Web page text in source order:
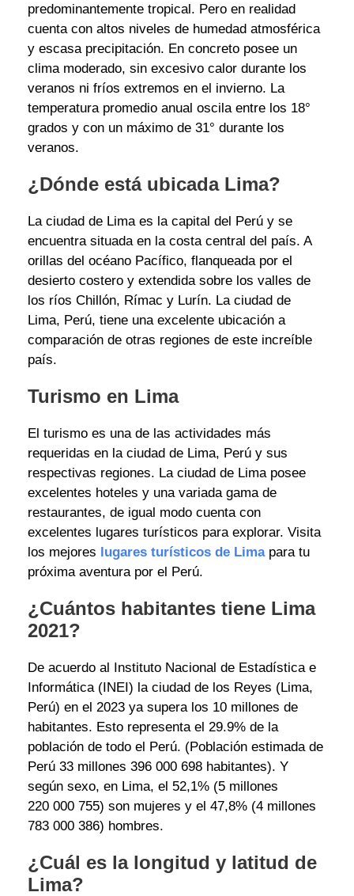
predominantemente tropical. Pero en realidad
cuenta con altos niveles de humedad atmosférica
y escasa precipitación. En concreto posee un
clima moderado, sin excesivo calor durante los
veranos ni fríos extremos en el invierno. La
temperatura promedio anual oscila entre los 18°
grados y con un máximo de 31° durante los
veranos.
¿Dónde está ubicada Lima?
La ciudad de Lima es la capital del Perú y se
encuentra situada en la costa central del país. A
orillas del océano Pacífico, flanqueada por el
desierto costero y extendida sobre los valles de
los ríos Chillón, Rímac y Lurín. La ciudad de
Lima, Perú, tiene una excelente ubicación a
comparación de otras regiones de este increíble
país.
Turismo en Lima
El turismo es una de las actividades más
requeridas en la ciudad de Lima, Perú y sus
respectivas regiones. La ciudad de Lima posee
excelentes hoteles y una variada gama de
restaurantes, de igual modo cuenta con
excelentes lugares turísticos para explorar. Visita
los mejores lugares turísticos de Limapara tu
próxima aventura por el Perú.
¿Cuántos habitantes tiene Lima
2021?
De acuerdo al Instituto Nacional de Estadística e
Informática (INEI) la ciudad de los Reyes (Lima,
Perú) en el 2023 ya supera los 10 millones de
habitantes. Esto representa el 29.9% de la
población de todo el Perú. (Población estimada de
Perú 33 millones 396 000 698 habitantes). Y
según sexo, en Lima, el 52,1% (5 millones
220 000 755) son mujeres y el 47,8% (4 millones
783 000 386) hombres.
¿Cuál es la longitud y latitud de
Lima?